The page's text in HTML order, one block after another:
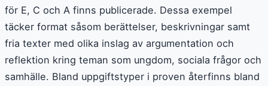
för E, C och A finns publicerade. Dessa exempel
täcker format såsom berättelser, beskrivningar samt
fria texter med olika inslag av argumentation och
reflektion kring teman som ungdom, sociala frågor och
samhälle. Bland uppgiftstyper i proven återfinns bland